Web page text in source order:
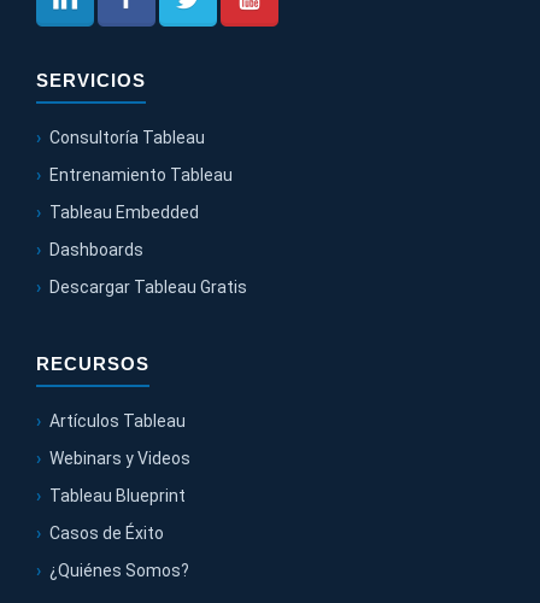
SERVICIOS
Consultoría Tableau
Entrenamiento Tableau
Tableau Embedded
Dashboards
Descargar Tableau Gratis
RECURSOS
Artículos Tableau
Webinars y Videos
Tableau Blueprint
Casos de Éxito
¿Quiénes Somos?